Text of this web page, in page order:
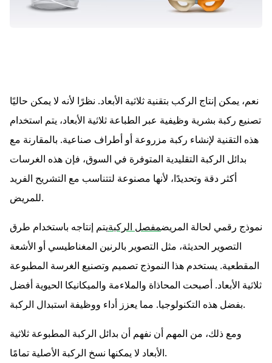
نعم، يمكن إنتاج الركب بتقنية ثلاثية الأبعاد. نظرًا لأنه لا يمكن حاليًا
تصنيع ركبة بشرية وظيفية عبر الطباعة ثلاثية الأبعاد، يتم استخدام
هذه التقنية لإنشاء ركبة مزروعة أو أطراف صناعية. بالمقارنة مع
بدائل الركبة التقليدية المتوفرة في السوق، فإن هذه الغرسات
أكثر دقة وتحديدًا، لأنها مصنوعة لتتناسب مع التشريح الفريد
للمريض.
نموذج رقمي لحالة المريضمفصل الركبةيتم إنتاجه باستخدام طرق
التصوير الحديثة، مثل التصوير بالرنين المغناطيسي أو الأشعة
المقطعية. يستخدم هذا النموذج تصميم وتصنيع الغرسة المطبوعة
ثلاثية الأبعاد. أصبحت المحاذاة والملاءمة والميكانيكا الحيوية أفضل
بفضل هذه التكنولوجيا. مما يعزز أداء ووظيفة استبدال الركبة.
ومع ذلك، من المهم أن نفهم أن بدائل الركبة المطبوعة ثلاثية
الأبعاد لا يمكنها نسخ الركبة الأصلية تمامًا.